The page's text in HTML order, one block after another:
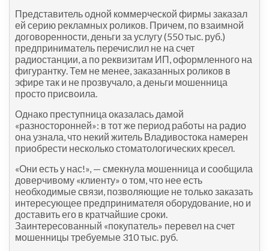
Представитель одной коммерческой фирмы заказал
ей серию рекламных роликов. Причем, по взаимной
договоренности, деньги за услугу (550 тыс. руб.)
предприниматель перечислил не на счет
радиостанции, а по реквизитам ИП, оформленного на
фигурантку. Тем не менее, заказанных роликов в
эфире так и не прозвучало, а деньги мошенница
просто присвоила.
Однако преступница оказалась дамой
«разносторонней»: в тот же период работы на радио
она узнала, что некий житель Владивостока намерен
приобрести несколько стоматологических кресел.
«Они есть у нас!», — смекнула мошенница и сообщила
доверчивому «клиенту» о том, что нее есть
необходимые связи, позволяющие не только заказать
интересующее предпринимателя оборудование, но и
доставить его в кратчайшие сроки.
Заинтересованный «покупатель» перевел на счет
мошенницы требуемые 310 тыс. руб.